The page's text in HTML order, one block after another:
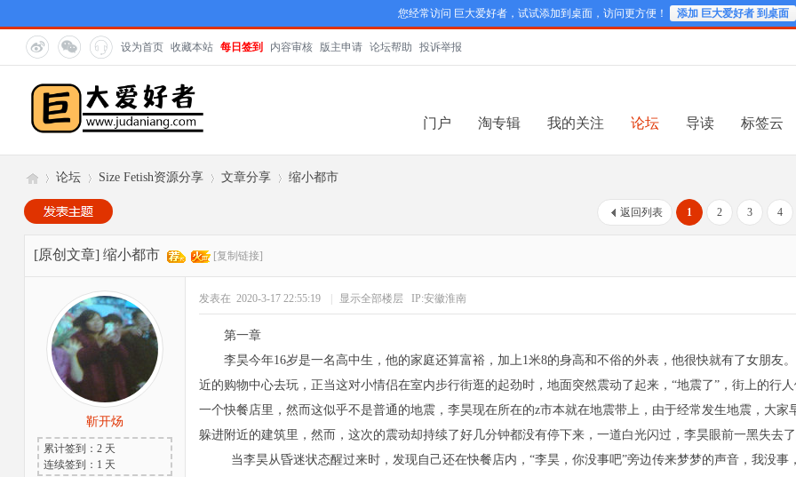
您经常访问 巨大爱好者，试试添加到桌面，访问更方便！ 添加 巨大爱好者 到桌面
设为首页 收藏本站 每日签到 内容审核 版主申请 论坛帮助 投诉举报
门户 淘专辑 我的关注 论坛 导读 标签云
巨»
论坛
›
Size Fetish资源分享
›
文章分享 缩小都市
1 2 3 4
返回列表
[原创文章] 缩小都市 [复制链接]
靳开炀
累计签到：2 天
连续签到：1 天
发表在 2020-3-17 22:55:19 显示全部楼层 IP:安徽淮南
第一章
李昊今年16岁是一名高中生，他的家庭还算富裕，加上1米8的身高和不俗的外表，他很快就有了女朋友
近的购物中心去玩，正当这对小情侣在室内步行街逛的起劲时，地面突然震动了起来，“地震了”，街上的行
一个快餐店里，然而这似乎不是普通的地震，李昊现在所在的z市本就在地震带上，由于经常发生地震，大
躲进附近的建筑里，然而，这次的震动却持续了好几分钟都没有停下来，一道白光闪过，李昊眼前一黑失去
当李昊从昏迷状态醒过来时，发现自己还在快餐店内，“李昊，你没事吧”旁边传来梦梦的声音，我没